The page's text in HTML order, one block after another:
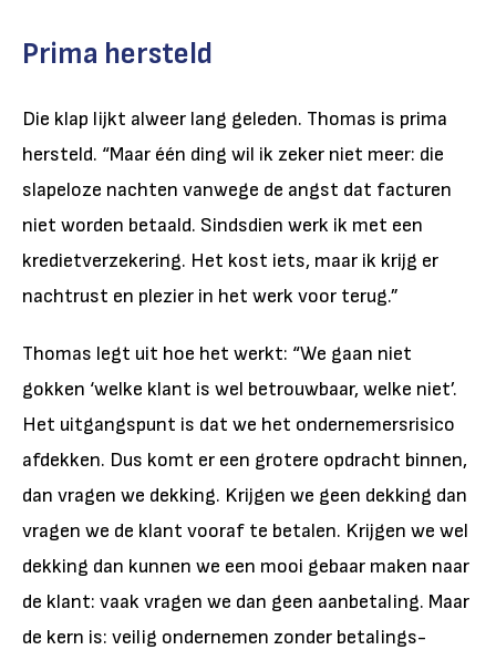
Prima hersteld
Die klap lijkt alweer lang geleden. Thomas is prima
hersteld. “Maar één ding wil ik zeker niet meer: die
slapeloze nachten vanwege de angst dat facturen
niet worden betaald. Sindsdien werk ik met een
kredietverzekering. Het kost iets, maar ik krijg er
nachtrust en plezier in het werk voor terug.”
Thomas legt uit hoe het werkt: “We gaan niet
gokken ‘welke klant is wel betrouwbaar, welke niet’.
Het uitgangspunt is dat we het ondernemersrisico
afdekken. Dus komt er een grotere opdracht binnen,
dan vragen we dekking. Krijgen we geen dekking dan
vragen we de klant vooraf te betalen. Krijgen we wel
dekking dan kunnen we een mooi gebaar maken naar
de klant: vaak vragen we dan geen aanbetaling. Maar
de kern is: veilig ondernemen zonder betalings-